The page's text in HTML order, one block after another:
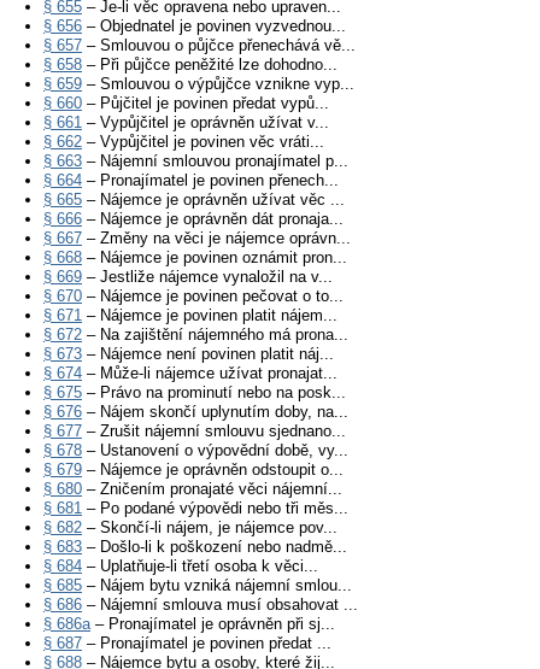
§ 655 – Je-li věc opravena nebo upraven...
§ 656 – Objednatel je povinen vyzvednou...
§ 657 – Smlouvou o půjčce přenechává vě...
§ 658 – Při půjčce peněžité lze dohodno...
§ 659 – Smlouvou o výpůjčce vznikne vyp...
§ 660 – Půjčitel je povinen předat vypů...
§ 661 – Vypůjčitel je oprávněn užívat v...
§ 662 – Vypůjčitel je povinen věc vráti...
§ 663 – Nájemní smlouvou pronajímatel p...
§ 664 – Pronajímatel je povinen přenech...
§ 665 – Nájemce je oprávněn užívat věc ...
§ 666 – Nájemce je oprávněn dát pronaja...
§ 667 – Změny na věci je nájemce oprávn...
§ 668 – Nájemce je povinen oznámit pron...
§ 669 – Jestliže nájemce vynaložil na v...
§ 670 – Nájemce je povinen pečovat o to...
§ 671 – Nájemce je povinen platit nájem...
§ 672 – Na zajištění nájemného má prona...
§ 673 – Nájemce není povinen platit náj...
§ 674 – Může-li nájemce užívat pronajat...
§ 675 – Právo na prominutí nebo na posk...
§ 676 – Nájem skončí uplynutím doby, na...
§ 677 – Zrušit nájemní smlouvu sjednano...
§ 678 – Ustanovení o výpovědní době, vy...
§ 679 – Nájemce je oprávněn odstoupit o...
§ 680 – Zničením pronajaté věci nájemní...
§ 681 – Po podané výpovědi nebo tři měs...
§ 682 – Skončí-li nájem, je nájemce pov...
§ 683 – Došlo-li k poškození nebo nadmě...
§ 684 – Uplatňuje-li třetí osoba k věci...
§ 685 – Nájem bytu vzniká nájemní smlou...
§ 686 – Nájemní smlouva musí obsahovat ...
§ 686a– Pronajímatel je oprávněn při sj...
§ 687 – Pronajímatel je povinen předat ...
§ 688 – Nájemce bytu a osoby, které žij...